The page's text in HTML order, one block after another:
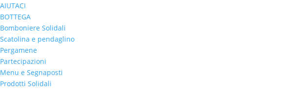
AIUTACI
BOTTEGA
Bomboniere Solidali
Scatolina e pendaglino
Pergamene
Partecipazioni
Menu e Segnaposti
Prodotti Solidali